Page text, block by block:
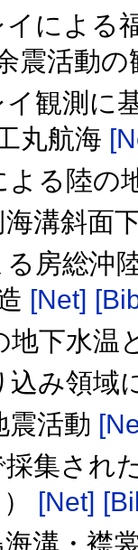
による
震活動
観測に
丸航海
よる陸の
溝斜面
房総沖
[Net]
地下水温
込み領域
震活動
集され
[Net]
海溝・襟